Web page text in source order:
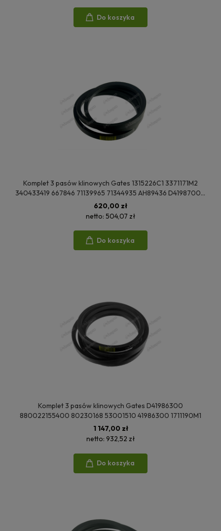
Do koszyka
Komplet 3 pasów klinowych Gates 1315226C1 3371171M2
340433419 667846 71139965 71344935 AH89436 D41987000
HC71139965
620,00 zł
netto: 504,07 zł
Do koszyka
Komplet 3 pasów klinowych Gates D41986300
880022155400 80230168 53001510 41986300 1711190M1
1 147,00 zł
netto: 932,52 zł
Do koszyka